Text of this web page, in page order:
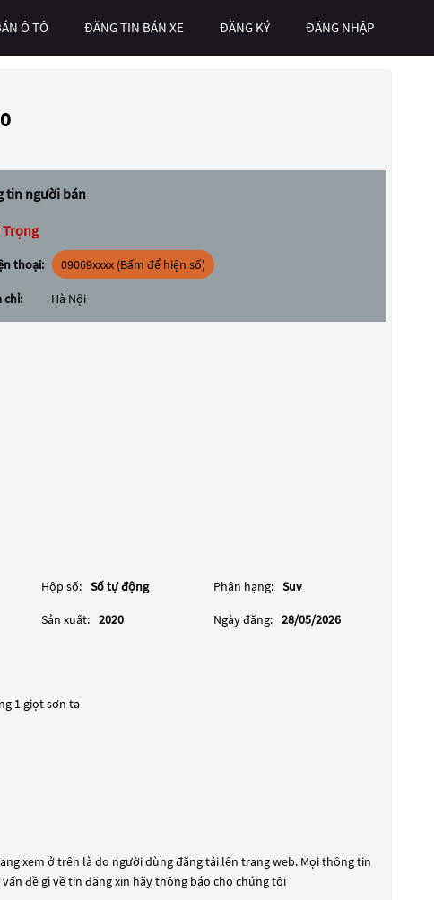
Ô TÔ ĐĂNG TIN BÁN XE ĐĂNG KÝ ĐĂNG NHẬP
tin người bán
Trọng
thoại: 09069xxxx (Bấm để hiện số)
chỉ: Hà Nội
Hộp số: Số tự động Phân hạng: Suv
Sản xuất: 2020 Ngày đăng: 28/05/2026
1 giọt sơn ta
xem ở trên là do người dùng đăng tải lên trang web. Mọi thông tin
đề gì về tin đăng xin hãy thông báo cho chúng tôi